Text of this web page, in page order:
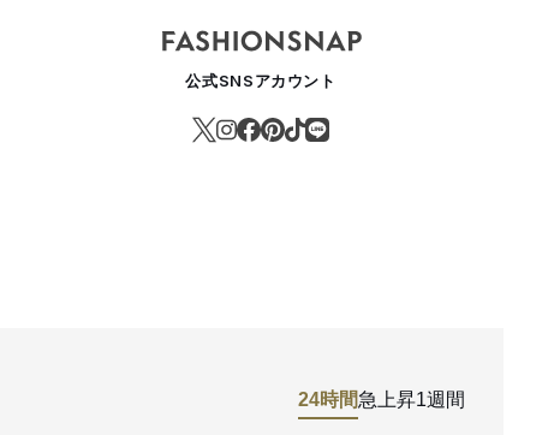
公式SNSアカウント
24時間急上昇1週間